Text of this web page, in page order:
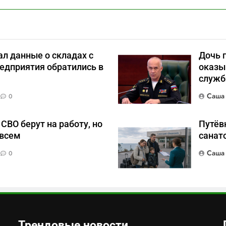
данные о складах с
обратились в
0
Дочь
Саша
берут на работу, но
0
Саша